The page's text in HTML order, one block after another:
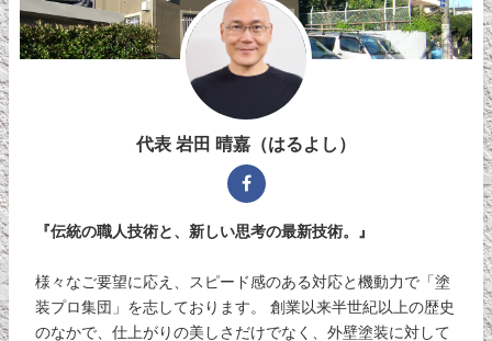
代表 岩田 晴嘉（はるよし）
『伝統の職人技術と、新しい思考の最新技術。』
様々なご要望に応え、スピード感のある対応と機動力で「塗
装プロ集団」を志しております。 創業以来半世紀以上の歴史
のなかで、仕上がりの美しさだけでなく、外壁塗装に対して